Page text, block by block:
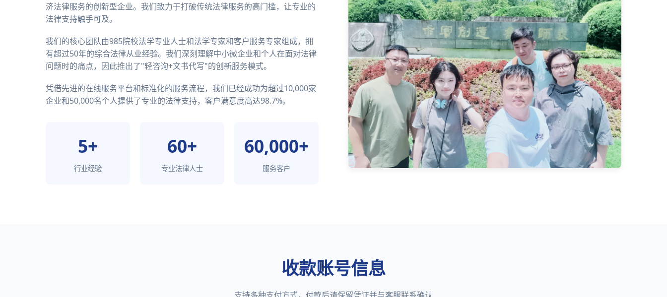
济法律服务的创新型企业。我们致力于打破传统法律服务的高门槛，让专业的
法律支持触手可及。
我们的核心团队由985院校法学专业人士和法学专家和客户服务专家组成，拥
有超过50年的综合法律从业经验。我们深刻理解中小微企业和个人在面对法律
问题时的痛点，因此推出了"轻咨询+文书代写"的创新服务模式。
凭借先进的在线服务平台和标准化的服务流程，我们已经成功为超过10,000家
企业和50,000名个人提供了专业的法律支持，客户满意度高达98.7%。
5+
行业经验
60+
专业法律人士
60,000+
服务客户
收款账号信息